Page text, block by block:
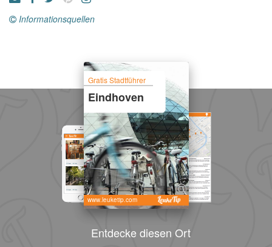
Informationsquellen
Gratis Stadtführer
Eindhoven
www.leuketip.com
Entdecke diesen Ort